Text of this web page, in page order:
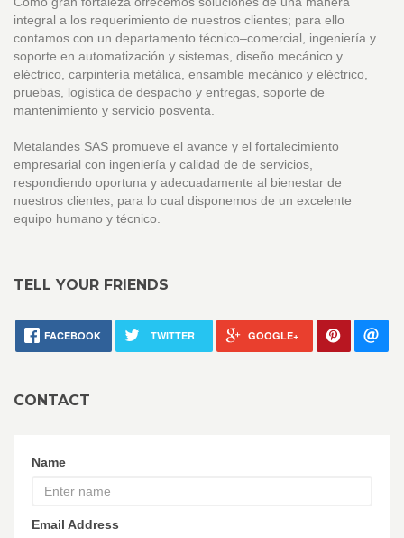
integral a los requerimiento de nuestros clientes; para ello
contamos con un departamento técnico–comercial, ingeniería y
soporte en automatización y sistemas, diseño mecánico y
eléctrico, carpintería metálica, ensamble mecánico y eléctrico,
pruebas, logística de despacho y entregas, soporte de
mantenimiento y servicio posventa.
Metalandes SAS promueve el avance y el fortalecimiento
empresarial con ingeniería y calidad de de servicios,
respondiendo oportuna y adecuadamente al bienestar de
nuestros clientes, para lo cual disponemos de un excelente
equipo humano y técnico.
TELL YOUR FRIENDS
FACEBOOK TWITTER GOOGLE+
CONTACT
Name
Email Address